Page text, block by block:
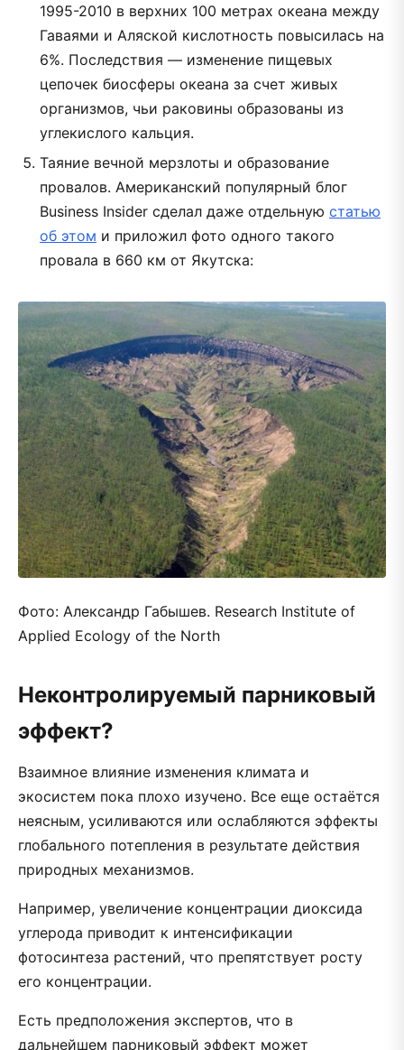
1995-2010 в верхних 100 метрах океана между
Гаваями и Аляской кислотность повысилась на
6%. Последствия — изменение пищевых
цепочек биосферы океана за счет живых
организмов, чьи раковины образованы из
углекислого кальция.
Таяние вечной мерзлоты и образование
провалов. Американский популярный блог
Business Insider сделал даже отдельную статью
об этом и приложил фото одного такого
провала в 660 км от Якутска:
Фото: Александр Габышев. Research Institute of
Applied Ecology of the North
Неконтролируемый парниковый
эффект?
Взаимное влияние изменения климата и
экосистем пока плохо изучено. Все еще остаётся
неясным, усиливаются или ослабляются эффекты
глобального потепления в результате действия
природных механизмов.
Например, увеличение концентрации диоксида
углерода приводит к интенсификации
фотосинтеза растений, что препятствует росту
его концентрации.
Есть предположения экспертов, что в
дальнейшем парниковый эффект может